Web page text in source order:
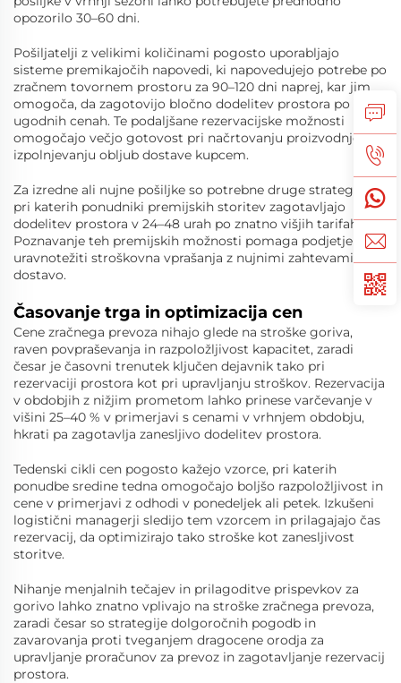
opozorilo 30–60 dni.
Pošiljatelji z velikimi količinami pogosto uporabljajo
sisteme premikajočih napovedi, ki napovedujejo potrebe po
zračnem tovornem prostoru za 90–120 dni naprej, kar jim
omogoča, da zagotovijo bločno dodelitev prostora po
ugodnih cenah. Te podaljšane rezervacijske možnosti
omogočajo večjo gotovost pri načrtovanju proizvodnje in
izpolnjevanju obljub dostave kupcem.
Za izredne ali nujne pošiljke so potrebne druge strategije,
pri katerih ponudniki premijskih storitev zagotavljajo
dodelitev prostora v 24–48 urah po znatno višjih tarifah.
Poznavanje teh premijskih možnosti pomaga podjetjem
uravnotežiti stroškovna vprašanja z nujnimi zahtevami za
dostavo.
Časovanje trga in optimizacija cen
Cene zračnega prevoza nihajo glede na stroške goriva,
raven povpraševanja in razpoložljivost kapacitet, zaradi
česar je časovni trenutek ključen dejavnik tako pri
rezervaciji prostora kot pri upravljanju stroškov. Rezervacija
v obdobjih z nižjim prometom lahko prinese varčevanje v
višini 25–40 % v primerjavi s cenami v vrhnjem obdobju,
hkrati pa zagotavlja zanesljivo dodelitev prostora.
Tedenski cikli cen pogosto kažejo vzorce, pri katerih
ponudbe sredine tedna omogočajo boljšo razpoložljivost in
cene v primerjavi z odhodi v ponedeljek ali petek. Izkušeni
logistični managerji sledijo tem vzorcem in prilagajajo čas
rezervacij, da optimizirajo tako stroške kot zanesljivost
storitve.
Nihanje menjalnih tečajev in prilagoditve prispevkov za
gorivo lahko znatno vplivajo na stroške zračnega prevoza,
zaradi česar so strategije dolgoročnih pogodb in
zavarovanja proti tveganjem dragocene orodja za
upravljanje proračunov za prevoz in zagotavljanje rezervacij
prostora.